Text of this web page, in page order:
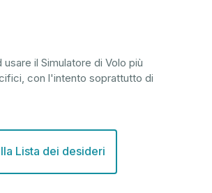
il Simulatore di Volo più
con l'intento soprattutto di
Lista dei desideri